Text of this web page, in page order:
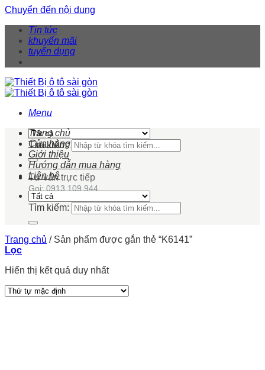
Chuyển đến nội dung
Tin tức
khuyến mãi
tuyển dụng
Menu
Tìm kiếm:
Tư vấn trực tiếp
Gọi: 0913 109 944
Trang chủ
Cửa hàng
Giới thiệu
Hướng dẫn mua hàng
Liên hệ
Tìm kiếm:
Trang chủ /Sản phẩm được gắn thẻ “K6141”
Lọc
Hiển thị kết quả duy nhất